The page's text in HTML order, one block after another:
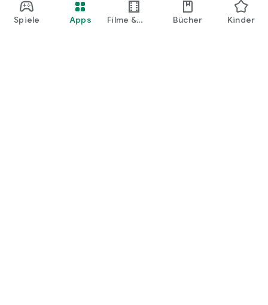
Spiele Apps
Filme &
Bücher Kinder